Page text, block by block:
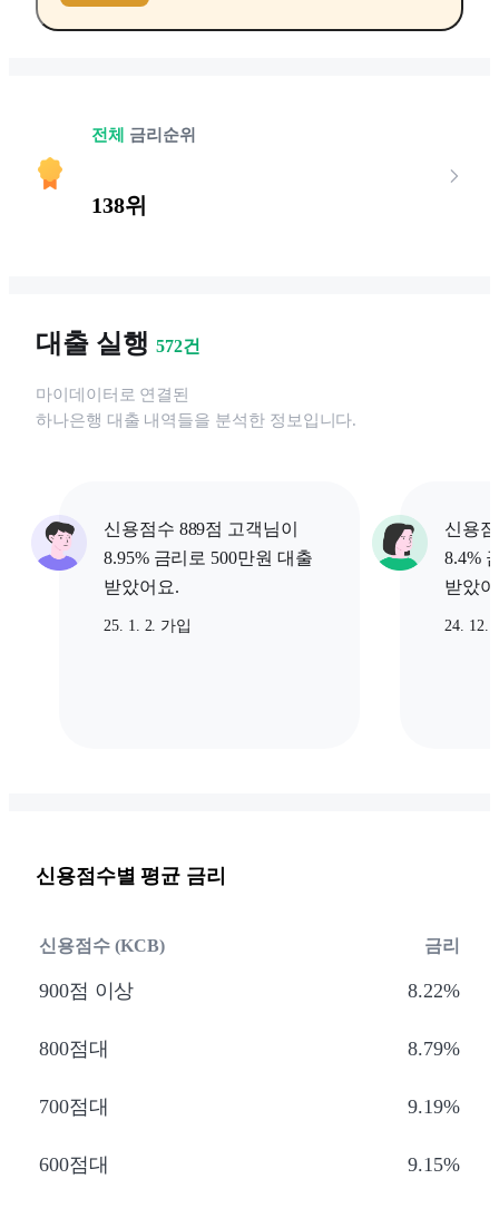
전체 금리순위
138위
대출 실행 572건
마이데이터로 연결된
하나은행 대출 내역들을 분석한 정보입니다.
신용점수 889점 고객님이
8.95% 금리로 500만원 대출
받았어요.
25. 1. 2. 가입
신용
8.4%
받았
24. 12.
신용점수별 평균 금리
신용점수 (KCB) 금리
900점 이상 8.22%
800점대 8.79%
700점대 9.19%
600점대 9.15%